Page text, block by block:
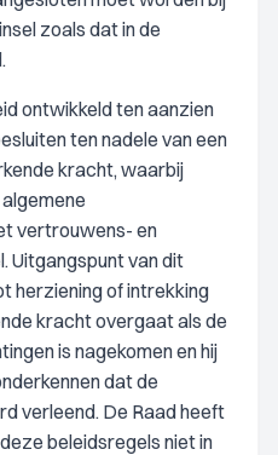
zoals dat in de
ontwikkeld ten aanzien
ten nadele van een
kracht, waarbij
vertrouwens- en
Uitgangspunt van dit
herziening of intrekking
kracht overgaat als de
is nagekomen en hij
dat de
verleend. De Raad heeft
beleidsregels niet in